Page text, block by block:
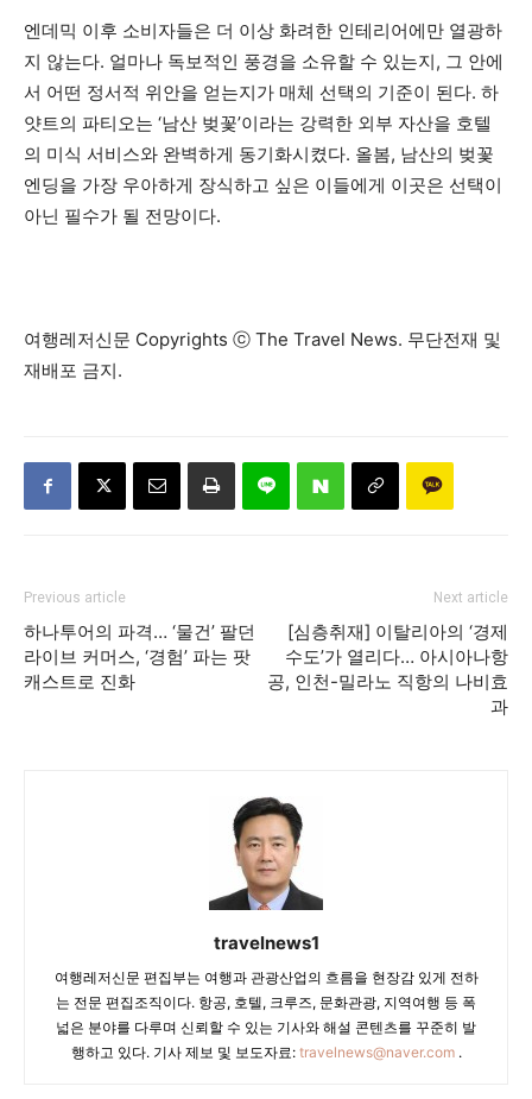
엔데믹 이후 소비자들은 더 이상 화려한 인테리어에만 열광하
지 않는다. 얼마나 독보적인 풍경을 소유할 수 있는지, 그 안에
서 어떤 정서적 위안을 얻는지가 매체 선택의 기준이 된다. 하
얏트의 파티오는 ‘남산 벚꽃’이라는 강력한 외부 자산을 호텔
의 미식 서비스와 완벽하게 동기화시켰다. 올봄, 남산의 벚꽃
엔딩을 가장 우아하게 장식하고 싶은 이들에게 이곳은 선택이
아닌 필수가 될 전망이다.
여행레저신문 Copyrights ⓒ The Travel News. 무단전재 및
재배포 금지.
Previous article
하나투어의 파격… ‘물건’ 팔던
라이브 커머스, ‘경험’ 파는 팟
캐스트로 진화
Next article
[심층취재] 이탈리아의 ‘경제
수도’가 열리다… 아시아나항
공, 인천-밀라노 직항의 나비효
과
travelnews1
여행레저신문 편집부는 여행과 관광산업의 흐름을 현장감 있게 전하
는 전문 편집조직이다. 항공, 호텔, 크루즈, 문화관광, 지역여행 등 폭
넓은 분야를 다루며 신뢰할 수 있는 기사와 해설 콘텐츠를 꾸준히 발
행하고 있다. 기사 제보 및 보도자료: travelnews@naver.com.